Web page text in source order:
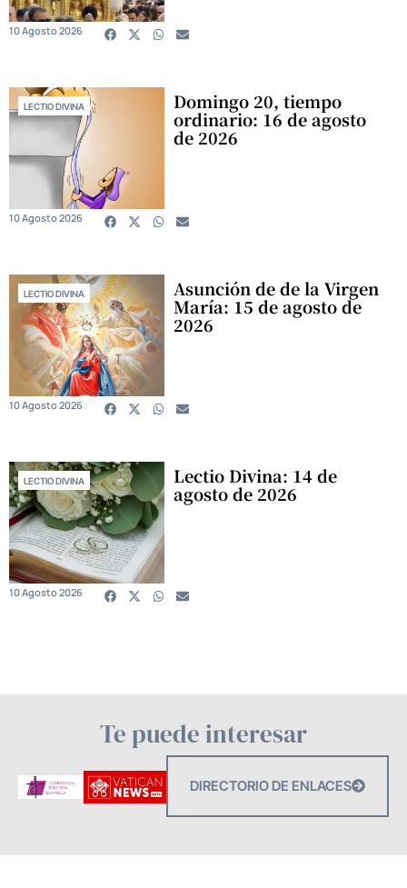
10 Agosto 2026
LECTIO DIVINA Domingo 20, tiempo
ordinario: 16 de agosto
de 2026
10 Agosto 2026
LECTIO DIVINA Asunción de de la Virgen
María: 15 de agosto de
2026
10 Agosto 2026
LECTIO DIVINA Lectio Divina: 14 de
agosto de 2026
10 Agosto 2026
Te puede interesar
DIRECTORIO DE ENLACES